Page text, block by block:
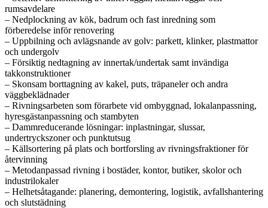
rumsavdelare
– Nedplockning av kök, badrum och fast inredning som
förberedelse inför renovering
– Uppbilning och avlägsnande av golv: parkett, klinker, plastmattor
och undergolv
– Försiktig nedtagning av innertak/undertak samt invändiga
takkonstruktioner
– Skonsam borttagning av kakel, puts, träpaneler och andra
väggbeklädnader
– Rivningsarbeten som förarbete vid ombyggnad, lokalanpassning,
hyresgästanpassning och stambyten
– Dammreducerande lösningar: inplastningar, slussar,
undertryckszoner och punktutsug
– Källsortering på plats och bortforsling av rivningsfraktioner för
återvinning
– Metodanpassad rivning i bostäder, kontor, butiker, skolor och
industrilokaler
– Helhetsåtagande: planering, demontering, logistik, avfallshantering
och slutstädning